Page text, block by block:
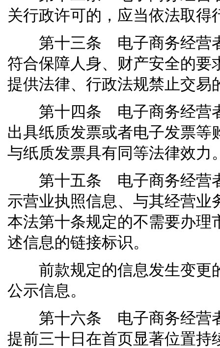
关行政许可的，应当依法取得
第十三条 电子商务经营者
符合保障人身、财产安全的
提供法律、行政法规禁止交易
第十四条 电子商务经营者
出具纸质发票或者电子发票
与纸质发票具有同等法律效力
第十五条 电子商务经营者
示营业执照信息、与其经营
本法第十条规定的不需要办理
述信息的链接标识。
前款规定的信息发生变更
公示信息。
第十六条 电子商务经营者
提前三十日在首页显著位置持